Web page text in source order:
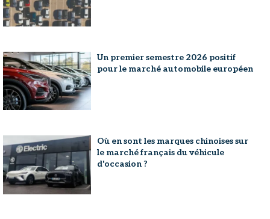
Un premier semestre 2026 positif
pour le marché automobile européen
Où en sont les marques chinoises sur
le marché français du véhicule
d'occasion ?